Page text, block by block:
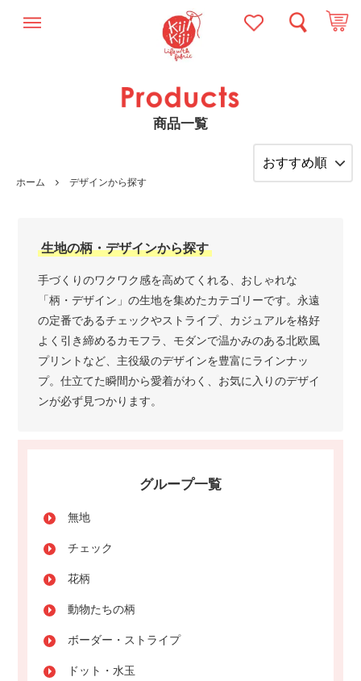
商品一覧
ホーム デザインから探す
生地の柄・デザインから探す
手づくりのワクワク感を高めてくれる、おしゃれな
「柄・デザイン」の生地を集めたカテゴリーです。永遠
の定番であるチェックやストライプ、カジュアルを格好
よく引き締めるカモフラ、モダンで温かみのある北欧風
プリントなど、主役級のデザインを豊富にラインナッ
プ。仕立てた瞬間から愛着がわく、お気に入りのデザイ
ンが必ず見つかります。
グループ一覧
無地
チェック
花柄
動物たちの柄
ボーダー・ストライプ
ドット・水玉